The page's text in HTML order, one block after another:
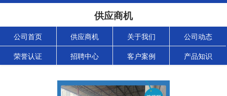
供应商机
公司首页 供应商机 关于我们 公司动态
荣誉认证 招聘中心 客户案例 产品知识